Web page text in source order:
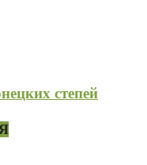
степей